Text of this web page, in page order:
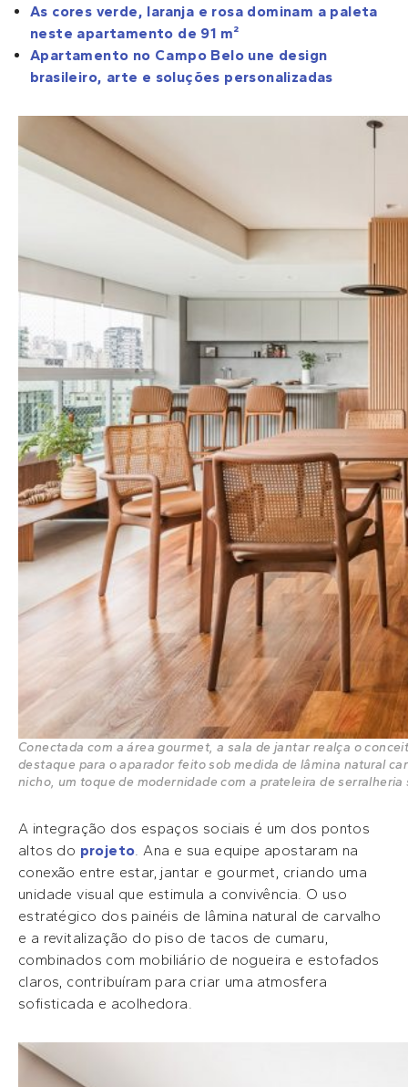
As cores verde, laranja e rosa dominam a paleta
neste apartamento de 91 m²
Apartamento no Campo Belo une design
brasileiro, arte e soluções personalizadas
Conectada com a área gourmet, a sala de jantar realça o
destaque para o aparador feito sob medida de lâmina natural
nicho, um toque de modernidade com a prateleira de
A integração dos espaços sociais é um dos pontos
altos do projeto. Ana e sua equipe apostaram na
conexão entre estar, jantar e gourmet, criando uma
unidade visual que estimula a convivência. O uso
estratégico dos painéis de lâmina natural de carvalho
e a revitalização do piso de tacos de cumaru,
combinados com mobiliário de nogueira e estofados
claros, contribuíram para criar uma atmosfera
sofisticada e acolhedora.